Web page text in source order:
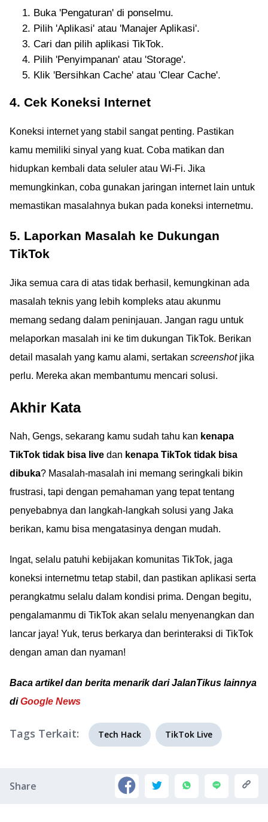
Buka 'Pengaturan' di ponselmu.
Pilih 'Aplikasi' atau 'Manajer Aplikasi'.
Cari dan pilih aplikasi TikTok.
Pilih 'Penyimpanan' atau 'Storage'.
Klik 'Bersihkan Cache' atau 'Clear Cache'.
4. Cek Koneksi Internet
Koneksi internet yang stabil sangat penting. Pastikan
kamu memiliki sinyal yang kuat. Coba matikan dan
hidupkan kembali data seluler atau Wi-Fi. Jika
memungkinkan, coba gunakan jaringan internet lain untuk
memastikan masalahnya bukan pada koneksi internetmu.
5. Laporkan Masalah ke Dukungan
TikTok
Jika semua cara di atas tidak berhasil, kemungkinan ada
masalah teknis yang lebih kompleks atau akunmu
memang sedang dalam peninjauan. Jangan ragu untuk
melaporkan masalah ini ke tim dukungan TikTok. Berikan
detail masalah yang kamu alami, sertakan screenshotjika
perlu. Mereka akan membantumu mencari solusi.
Akhir Kata
Nah, Gengs, sekarang kamu sudah tahu kan kenapa
TikTok tidak bisa live dan kenapa TikTok tidak bisa
dibuka? Masalah-masalah ini memang seringkali bikin
frustrasi, tapi dengan pemahaman yang tepat tentang
penyebabnya dan langkah-langkah solusi yang Jaka
berikan, kamu bisa mengatasinya dengan mudah.
Ingat, selalu patuhi kebijakan komunitas TikTok, jaga
koneksi internetmu tetap stabil, dan pastikan aplikasi serta
perangkatmu selalu dalam kondisi prima. Dengan begitu,
pengalamanmu di TikTok akan selalu menyenangkan dan
lancar jaya! Yuk, terus berkarya dan berinteraksi di TikTok
dengan aman dan nyaman!
Baca artikel dan berita menarik dari JalanTikus lainnya
diGoogle News
Tags Terkait: Tech Hack TikTok Live
Share